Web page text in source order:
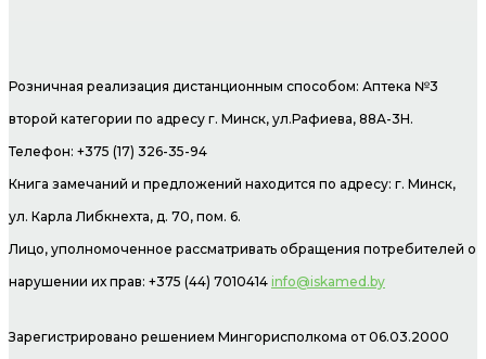
Розничная реализация дистанционным способом: Аптека №3
второй категории по адресу г. Минск, ул.Рафиева, 88А-3Н.
Телефон: +375 (17) 326-35-94
Книга замечаний и предложений находится по адресу: г. Минск,
ул. Карла Либкнехта, д. 70, пом. 6.
Лицо, уполномоченное рассматривать обращения потребителей о
нарушении их прав: +375 (44) 7010414 info@iskamed.by
Зарегистрировано решением Мингорисполкома от 06.03.2000